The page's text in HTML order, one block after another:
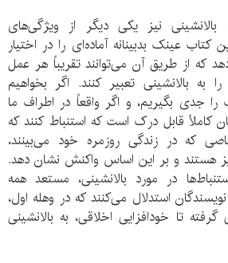
نیز یکی دیگر از ویژگی‌های
عینک بدبینانه آماده‌ای را در اختیار
که از طریق آن می‌توانند تقریباً هر عمل
به بالانشینی تعبیر کنند. اگر بخواهیم
را جدی بگیریم، و اگر واقعاً در اطراف ما
کاملاً قابل درک است که استنباط کنند که
که در زندگی روزمره خود می‌بینند،
نیز هستند و بر این اساس واکنش نشان دهد.
در مورد بالانشینی، مستعد همه
استدلال می‌کنند که در وهله اول،
تا خودافزایی اخلاقی، به بالانشینی